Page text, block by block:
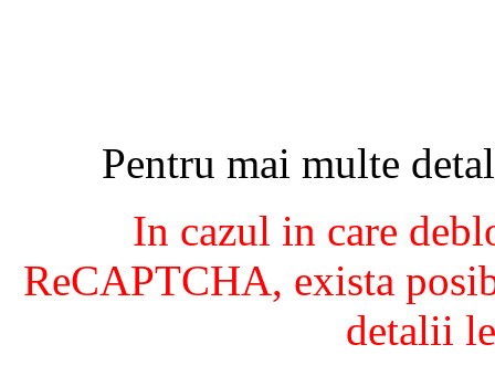
Pentru mai multe
In cazul in care
ReCAPTCHA, exista
detalii